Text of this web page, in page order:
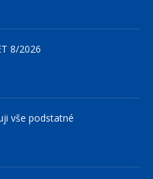
8/2026
vše podstatné